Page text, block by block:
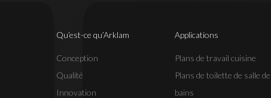
Qu’est-ce qu’Arklam
Conception
Qualité
Innovation
Applications
Plans de travail cuisine
Plans de toilette de salle de
bains